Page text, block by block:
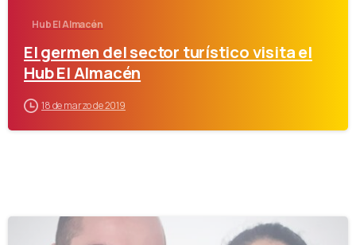
Hub El Almacén
El germen del sector turístico visita el
Hub El Almacén
18 de marzo de 2019